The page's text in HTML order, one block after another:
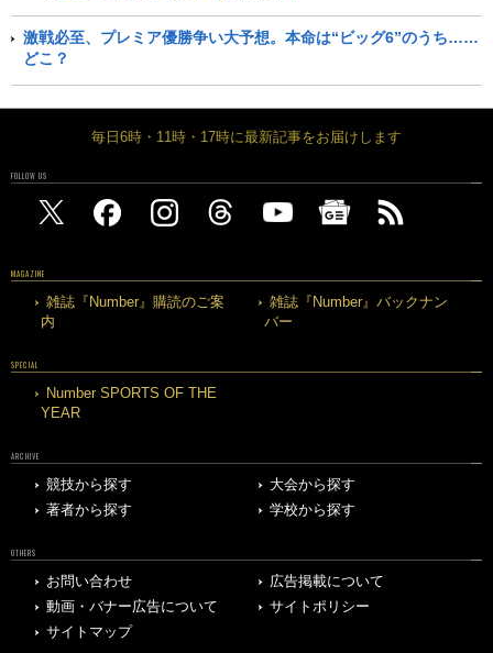
激戦必至、プレミア優勝争い大予想。本命は“ビッグ6”のうち……
どこ？
毎日6時・11時・17時に最新記事をお届けします
FOLLOW US
MAGAZINE
雑誌『Number』購読のご案
内
雑誌『Number』バックナン
バー
SPECIAL
Number SPORTS OF THE
YEAR
ARCHIVE
競技から探す
大会から探す
著者から探す
学校から探す
OTHERS
お問い合わせ
広告掲載について
動画・バナー広告について
サイトポリシー
サイトマップ